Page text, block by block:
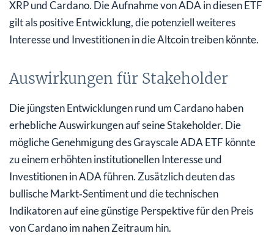
XRP und Cardano. Die Aufnahme von ADA in diesen ETF
gilt als positive Entwicklung, die potenziell weiteres
Interesse und Investitionen in die Altcoin treiben könnte.
Auswirkungen für Stakeholder
Die jüngsten Entwicklungen rund um Cardano haben
erhebliche Auswirkungen auf seine Stakeholder. Die
mögliche Genehmigung des Grayscale ADA ETF könnte
zu einem erhöhten institutionellen Interesse und
Investitionen in ADA führen. Zusätzlich deuten das
bullische Markt‑Sentiment und die technischen
Indikatoren auf eine günstige Perspektive für den Preis
von Cardano im nahen Zeitraum hin.